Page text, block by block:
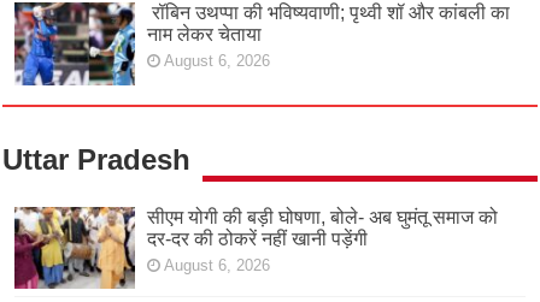
रॉबिन उथप्पा की भविष्यवाणी; पृथ्वी शॉ और कांबली का
नाम लेकर चेताया
August 6, 2026
Uttar Pradesh
सीएम योगी की बड़ी घोषणा, बोले- अब घुमंतू समाज को
दर-दर की ठोकरें नहीं खानी पड़ेंगी
August 6, 2026